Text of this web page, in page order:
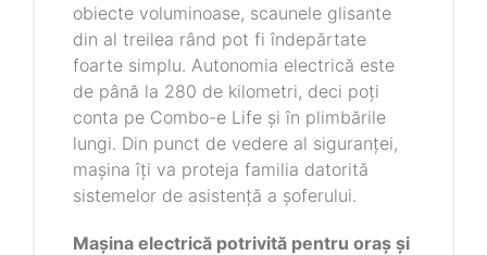
obiecte voluminoase, scaunele glisante
din al treilea rând pot fi îndepărtate
foarte simplu. Autonomia electrică este
de până la 280 de kilometri, deci poți
conta pe Combo-e Life și în plimbările
lungi. Din punct de vedere al siguranței,
mașina îți va proteja familia datorită
sistemelor de asistență a șoferului.
Mașina electrică potrivită pentru oraș și